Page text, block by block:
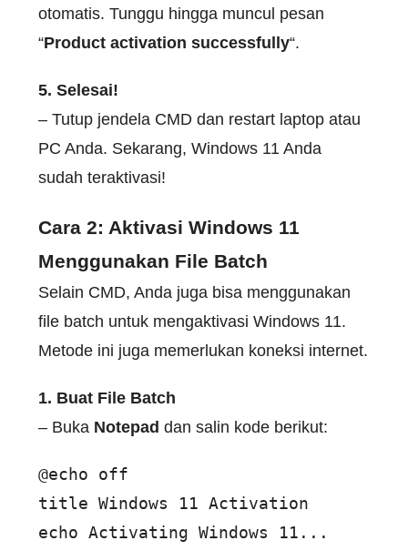
otomatis. Tunggu hingga muncul pesan
“Product activation successfully“.
5. Selesai!
– Tutup jendela CMD dan restart laptop atau
PC Anda. Sekarang, Windows 11 Anda
sudah teraktivasi!
Cara 2: Aktivasi Windows 11
Menggunakan File Batch
Selain CMD, Anda juga bisa menggunakan
file batch untuk mengaktivasi Windows 11.
Metode ini juga memerlukan koneksi internet.
1. Buat File Batch
– Buka Notepad dan salin kode berikut:
@echo off
title Windows 11 Activation
echo Activating Windows 11...